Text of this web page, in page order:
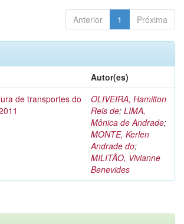
Anterior 1 Próxima
Autor(es)
de transportes do
OLIVEIRA, Hamilton
Reis de; LIMA,
Mônica de Andrade;
MONTE, Kerlen
Andrade do;
MILITÃO, Vivianne
Benevides